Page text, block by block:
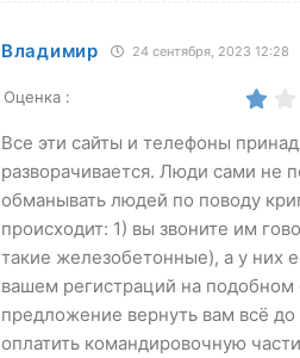
Владимир 24 сентября, 2023 12:28
Оценка :
Все эти сайты и телефоны
разворачивается. Люди сами не
обманывать людей по поводу
происходит: 1) вы звоните им
такие железобетонные), а у них
вашем регистраций на подобном
предложение вернуть вам всё
оплатить командировочную